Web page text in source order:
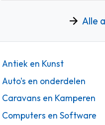
Alle
Antiek en Kunst
Auto's en onderdelen
Caravans en Kamperen
Computers en Software